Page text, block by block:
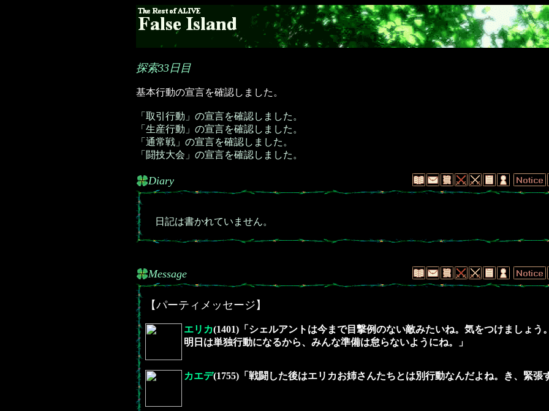
探索33日目
基本行動の宣言を確認しました。
「取引行動」の宣言を確認しました。
「生産行動」の宣言を確認しました。
「通常戦」の宣言を確認しました。
「闘技大会」の宣言を確認しました。
Diary
日記は書かれていません。
Message
【パーティメッセージ】
エリカ(1401)「シェルアントは今まで目撃例のない敵みたいね。気をつけましょう
明日は単独行動になるから、みんな準備は怠らないようにね。」
カエデ(1755)「戦闘した後はエリカお姉さんたちとは別行動なんだよね。き、緊張